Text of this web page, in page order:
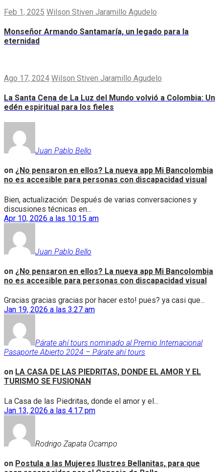
Feb 1, 2025 Wilson Stiven Jaramillo Agudelo
Monseñor Armando Santamaría, un legado para la
eternidad
Ago 17, 2024 Wilson Stiven Jaramillo Agudelo
La Santa Cena de La Luz del Mundo volvió a Colombia: Un
edén espiritual para los fieles
Juan Pablo Bello
on ¿No pensaron en ellos? La nueva app Mi Bancolombia
no es accesible para personas con discapacidad visual
Bien, actualización: Después de varias conversaciones y
discusiones técnicas en...
Apr 10, 2026 a las 10:15 am
Juan Pablo Bello
on ¿No pensaron en ellos? La nueva app Mi Bancolombia
no es accesible para personas con discapacidad visual
Gracias gracias gracias por hacer esto! pues? ya casi que...
Jan 19, 2026 a las 3:27 am
Párate ahí tours nominado al Premio Internacional
Pasaporte Abierto 2024 – Párate ahí tours
on LA CASA DE LAS PIEDRITAS, DONDE EL AMOR Y EL
TURISMO SE FUSIONAN
La Casa de las Piedritas, donde el amor y el...
Jan 13, 2026 a las 4:17 pm
Rodrigo Zapata Ocampo
on Postula a las Mujeres Ilustres Bellanitas, para que